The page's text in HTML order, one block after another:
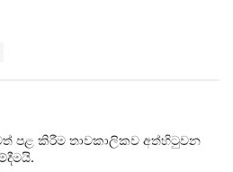
පළ කිරීම තාවකාලිකව අත්හිටුවන